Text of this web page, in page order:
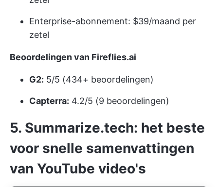
Enterprise-abonnement: $39/maand per
zetel
Beoordelingen van Fireflies.ai
G2: 5/5 (434+ beoordelingen)
Capterra: 4.2/5 (9 beoordelingen)
5. Summarize.tech: het beste
voor snelle samenvattingen
van YouTube video's